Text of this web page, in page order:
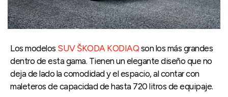
Los modelos SUV ŠKODA KODIAQ son los más grandes
dentro de esta gama. Tienen un elegante diseño que no
deja de lado la comodidad y el espacio, al contar con
maleteros de capacidad de hasta 720 litros de equipaje.